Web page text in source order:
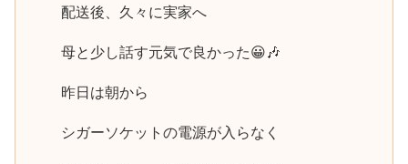
配送後、久々に実家へ
母と少し話す元気で良かった😀🎶
昨日は朝から
シガーソケットの電源が入らなく